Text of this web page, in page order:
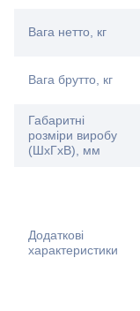
Вага нетто, кг
Вага брутто, кг
Габаритні
розміри виробу
(ШхГхВ), мм
Додаткові
характеристики